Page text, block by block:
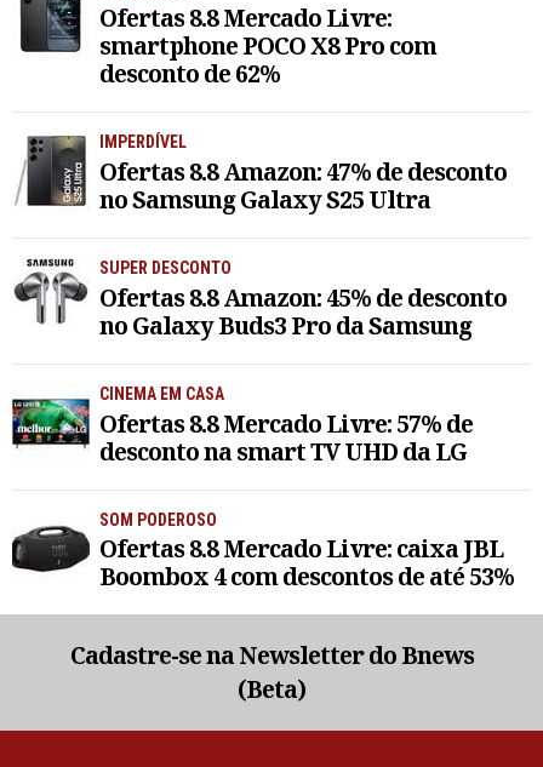
Ofertas 8.8 Mercado Livre:
smartphone POCO X8 Pro com
desconto de 62%
IMPERDÍVEL
Ofertas 8.8 Amazon: 47% de desconto
no Samsung Galaxy S25 Ultra
SUPER DESCONTO
Ofertas 8.8 Amazon: 45% de desconto
no Galaxy Buds3 Pro da Samsung
CINEMA EM CASA
Ofertas 8.8 Mercado Livre: 57% de
desconto na smart TV UHD da LG
SOM PODEROSO
Ofertas 8.8 Mercado Livre: caixa JBL
Boombox 4 com descontos de até 53%
Cadastre-se na Newsletter do Bnews
(Beta)